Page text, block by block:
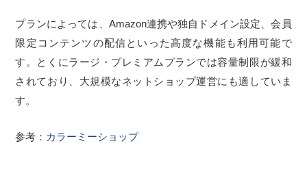
プランによっては、Amazon連携や独自ドメイン設定、会員
限定コンテンツの配信といった高度な機能も利用可能で
す。とくにラージ・プレミアムプランでは容量制限が緩和
されており、大規模なネットショップ運営にも適していま
す。
参考： カラーミーショップ